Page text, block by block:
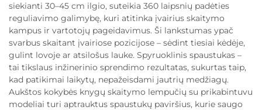
siekianti 30–45 cm ilgio, suteikia 360 laipsnių padėties
reguliavimo galimybę, kuri atitinka įvairius skaitymo
kampus ir vartotojų pageidavimus. Ši lankstumas ypač
svarbus skaitant įvairiose pozicijose – sėdint tiesiai kėdėje,
gulint lovoje ar atsilošus lauke. Spyruoklinis spaustukas –
tai tikslaus inžinerinio sprendimo rezultatas, sukurtas taip,
kad patikimai laikytų, nepažeisdami jautrių medžiagų.
Aukštos kokybės knygų skaitymo lempučių su prikabintuvu
modeliai turi aptrauktus spaustukų paviršius, kurie saugo